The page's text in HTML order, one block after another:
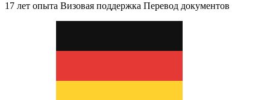
17 лет опыта Визовая поддержка Перевод документов